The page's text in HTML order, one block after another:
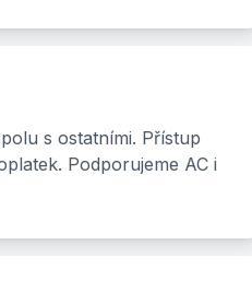
s ostatními. Přístup
Podporujeme AC i